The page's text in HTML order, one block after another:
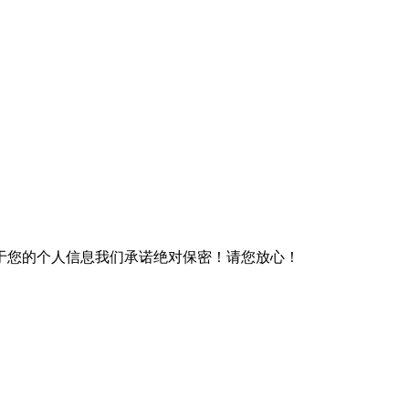
的个人信息我们承诺绝对保密！请您放心！